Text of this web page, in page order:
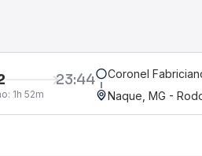
23:44
1h 52m
Coronel
Naque, MG -